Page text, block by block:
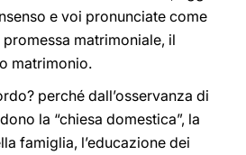
e voi pronunciate come
matrimoniale, il
matrimonio.
perché dall’osservanza di
la “chiesa domestica”, la
famiglia, l’educazione dei